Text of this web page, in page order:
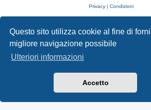
Questo sito utilizza cookie al fine di
migliore navigazione possibile
Ulteriori informazioni
Accetto
Privacy | Condizioni